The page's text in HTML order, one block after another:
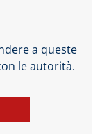
a queste
le autorità.